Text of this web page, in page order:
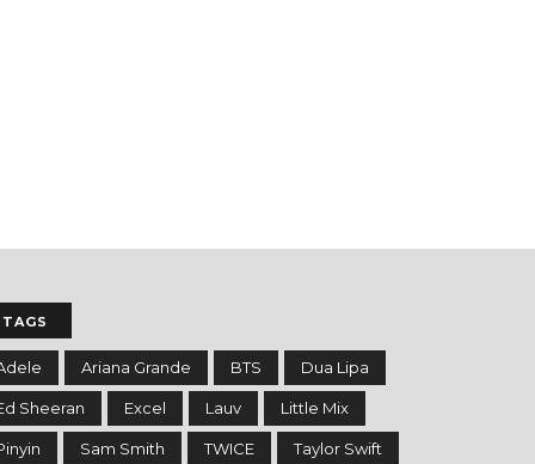
TAGS
Ariana Grande BTS Dua Lipa
Sheeran Excel Lauv Little Mix
Sam Smith TWICE Taylor Swift